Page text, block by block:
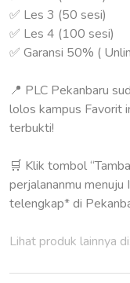
✅ Les 3 (50 sesi)
✅ Les 4 (100 sesi)
✅ Garansi 50% (
📍 PLC Pekanbaru
lolos kampus Favorit
terbukti!
🛒 Klik tombol
perjalananmu
telengkap* di
Lihat produk lainnya di: